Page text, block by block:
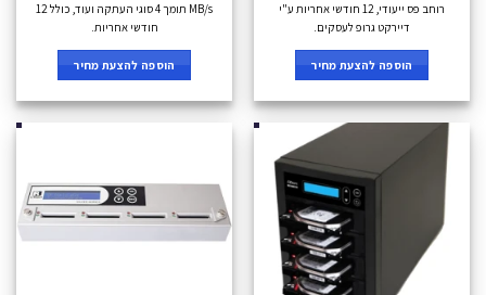
רוחב פס ייעודי, 12 חודשי אחריות ע"י
דיירקט גרופ לעסקים.
הוספה להצעת מחיר
MB/s תומך 4 סוגי העתקה ועוד, כולל 12
חודשי אחריות.
הוספה להצעת מחיר